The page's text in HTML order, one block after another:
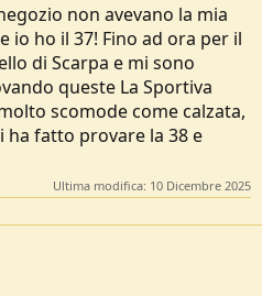
non avevano la mia
io ho il 37! Fino ad ora per il
di Scarpa e mi sono
queste La Sportiva
scomode come calzata,
fatto provare la 38 e
Ultima modifica: 10 Dicembre 2025